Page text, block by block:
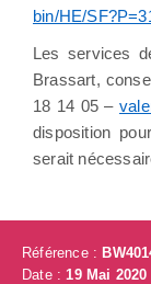
bin/HE/
Les services
Brassart,
18 14 05 –
disposition
serait
Référence :
Date : 19 Mai 2020